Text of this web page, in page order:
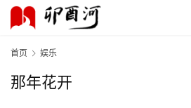
首页 娱乐
那年花开